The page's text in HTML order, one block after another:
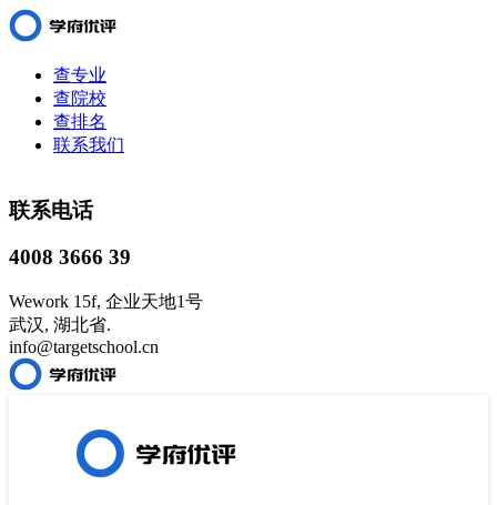
查专业
查院校
查排名
联系我们
联系电话
4008 3666 39
Wework 15f, 企业天地1号
武汉, 湖北省.
info@targetschool.cn